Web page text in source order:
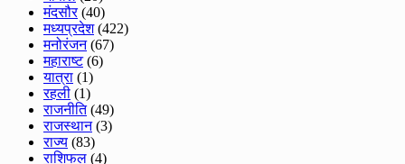
मंदसौर(40)
मध्यप्रदेश(422)
मनोरंजन(67)
महाराष्ट(6)
यात्रा (1)
रहली (1)
राजनीति(49)
राजस्थान(3)
राज्य (83)
राशिफल (4)